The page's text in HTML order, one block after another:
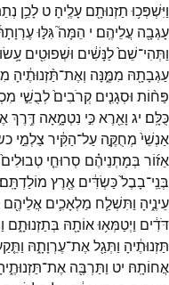
וַיִּשְׁפְּכ֥וּ תַזְנוּתָ֖ם עָלֶֽיהָ׃ ט לָכֵ֥ן
עָגְבָ֖ה עֲלֵיהֶֽם׃ י הֵמָּה֮גִּלּ֣וּ
וַתְּהִי־שֵׁם֙לַנָּשִׁ֔ים וּשְׁפוּטִ֖ים עָ֥שׂוּ
עַגְבָתָ֖הּ מִמֶּ֑נָּה וְאֶת־תַּ֨זְנוּתֶ֔יהָ
פַּח֨וֹת וּסְגָנִ֤ים קְרֹבִים֙לְבֻשֵׁ֣י
כֻּלָּֽם׃ יג וָאֵ֖רֶאכִּ֣י נִטְמָ֑אָה דֶּ֥רֶךְ
אַנְשֵׁי֙ מְחֻקֶּ֣ה עַל־הַקִּ֔יר צַלְמֵ֣י
אֵז֜וֹר בְּמָתְנֵיהֶ֗ם סְרוּחֵ֤י טְבוּלִים֙
בְּנֵֽי־בָבֶל֙כַּשְׂדִּ֔ים אֶ֖רֶץ מוֹלַדְתָּֽם׃
עֵינֶ֑יהָ וַתִּשְׁלַ֧ח מַלְאָכִ֛ים אֲלֵיהֶ֖ם
דֹּדִ֔ים וַיְטַמְּא֥וּאוֹתָ֖הּ בְּתַזְנוּתָ֑ם
תַּזְנוּתֶ֔יהָ וַתְּגַ֖לאֶת־עֶרְוָתָ֑הּ
אֲחוֹתָֽהּ׃ יט וַתַּרְבֶּ֖ה אֶת־